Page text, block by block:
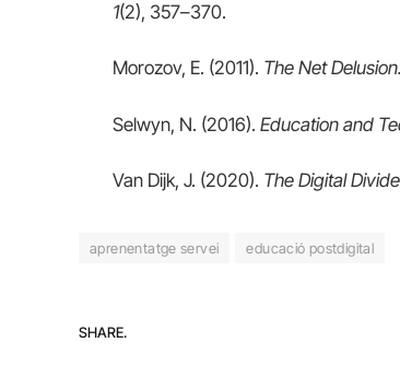
1(2), 357–370.
Morozov, E. (2011). The Net Delusion.
Selwyn, N. (2016). Education and
Van Dijk, J. (2020). The Digital
aprenentatge servei educació postdigital
SHARE.